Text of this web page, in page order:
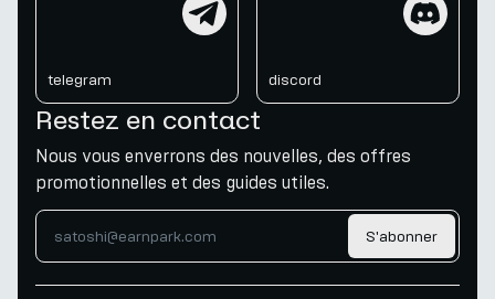
telegram discord
Restez en contact
Nous vous enverrons des nouvelles, des offres
promotionnelles et des guides utiles.
S'abonner